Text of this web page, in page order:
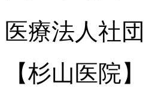
医療法人社団
【杉山医院】